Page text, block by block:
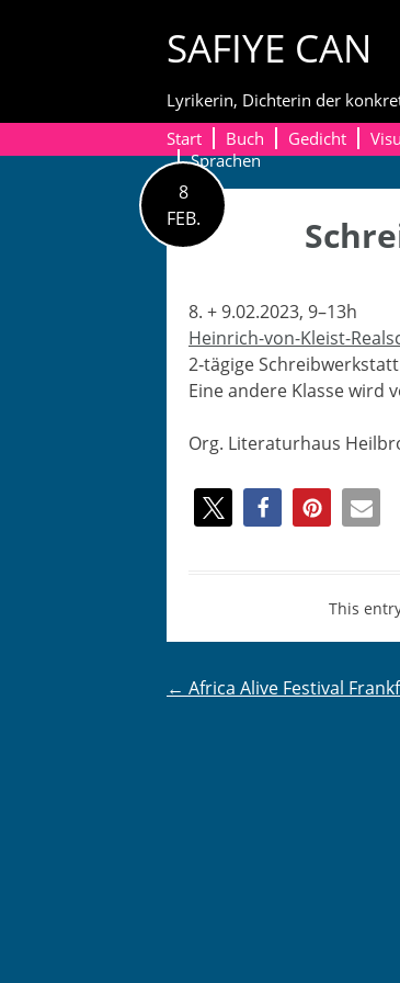
SAFIYE CAN
Lyrikerin, Dichterin der
Start
Buch Gedicht
Sprachen
8
FEB.
8. + 9.02.2023, 9–13h
Hein­rich-von-Kleist-
2‑tägige
Eine andere Klasse wird
Org. Lit­er­aturhaus
This
Post
← Africa Alive Festival